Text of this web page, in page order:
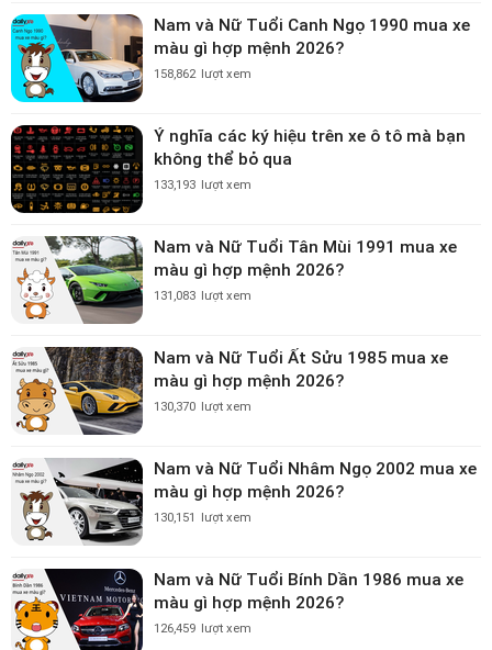
Nam và Nữ Tuổi Canh Ngọ 1990 mua xe
màu gì hợp mệnh 2026?
158,862 lượt xem
Ý nghĩa các ký hiệu trên xe ô tô mà bạn
không thể bỏ qua
133,193 lượt xem
Nam và Nữ Tuổi Tân Mùi 1991 mua xe
màu gì hợp mệnh 2026?
131,083 lượt xem
Nam và Nữ Tuổi Ất Sửu 1985 mua xe
màu gì hợp mệnh 2026?
130,370 lượt xem
Nam và Nữ Tuổi Nhâm Ngọ 2002 mua xe
màu gì hợp mệnh 2026?
130,151 lượt xem
Nam và Nữ Tuổi Bính Dần 1986 mua xe
màu gì hợp mệnh 2026?
126,459 lượt xem